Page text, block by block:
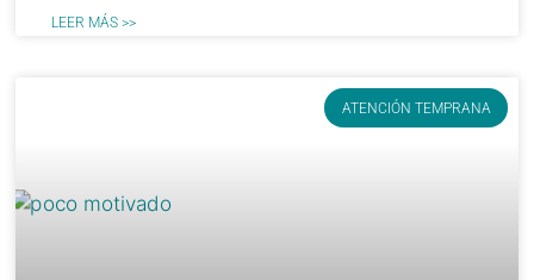
LEER MÁS >>
ATENCIÓN TEMPRANA